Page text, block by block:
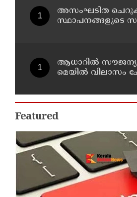
അസംഘടിത
സ്ഥാപനങ്ങളുടെ
ആധാറിൽ
മെയിൽ വിലാസം
Featured